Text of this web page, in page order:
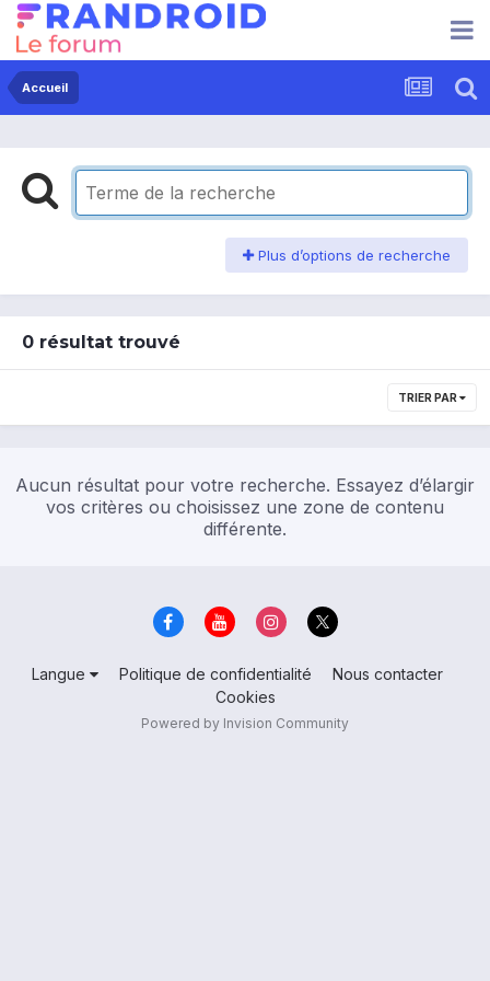
Accueil
Plus d’options de recherche
0 résultat trouvé
TRIER PAR
Aucun résultat pour votre recherche. Essayez d’élargir
vos critères ou choisissez une zone de contenu
différente.
Langue Politique de confidentialité
Nous contacter
Cookies
Powered by Invision Community